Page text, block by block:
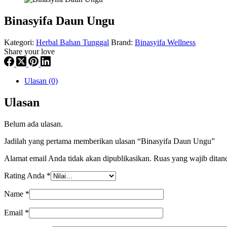
Binasyifa Daun Ungu
Kategori: Herbal Bahan Tunggal Brand: Binasyifa Wellness
Share your love
Ulasan (0)
Ulasan
Belum ada ulasan.
Jadilah yang pertama memberikan ulasan “Binasyifa Daun Ungu”
Alamat email Anda tidak akan dipublikasikan. Ruas yang wajib
Rating Anda *
Name *
Email *